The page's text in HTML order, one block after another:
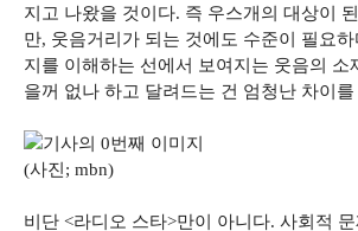
지고 나왔을 것이다. 즉 우스개의 대상이
만, 웃음거리가 되는 것에도 수준이 필요하
지를 이해하는 선에서 보여지는 웃음의 소
을꺼 없나 하고 달려드는 건 엄청난 차이를
(사진; mbn)
비단 <라디오 스타>만이 아니다. 사회적